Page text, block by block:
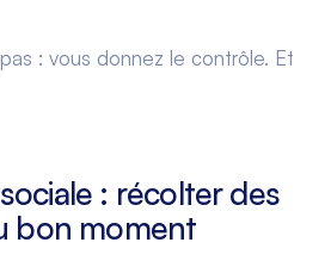
: vous donnez le contrôle. Et
: récolter des
bon moment